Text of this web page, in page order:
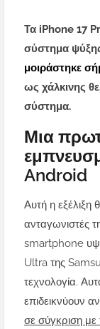
Τα iPhone 17
σύστημα
μοιράστηκε
ως χάλκινης
σύστημα.
Μια
Android
Αυτή η εξέλιξη
ανταγωνιστές
smartphone
Ultra της
τεχνολογία.
επιδεικνύουν
σε σύγκριση με